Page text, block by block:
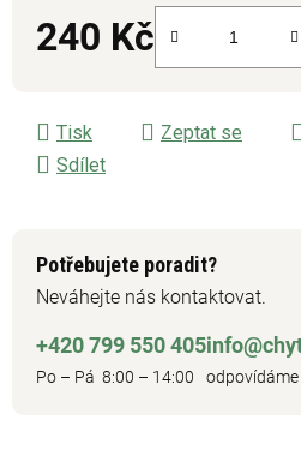
240 Kč
Tisk Zeptat se
Sdílet
Potřebujete poradit?
Neváhejte nás kontaktovat.
+420 799 550 405
Po – Pá 8:00 – 14:00